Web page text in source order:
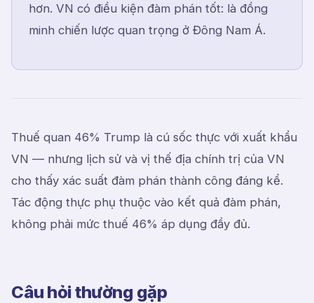
hơn. VN có điều kiện đàm phán tốt: là đồng
minh chiến lược quan trọng ở Đông Nam Á.
Thuế quan 46% Trump là cú sốc thực với xuất khẩu
VN — nhưng lịch sử và vị thế địa chính trị của VN
cho thấy xác suất đàm phán thành công đáng kể.
Tác động thực phụ thuộc vào kết quả đàm phán,
không phải mức thuế 46% áp dụng đầy đủ.
Câu hỏi thường gặp